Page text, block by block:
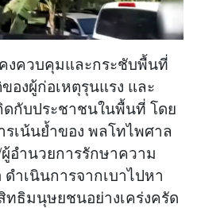
งควบคุมและกระชับพื้นที่
องผู้ก่อเหตุรุนแรง และ
ดกับประชาชนในพื้นที่ โดย
เน้นย้ำของ พลโทไพศาล
านวยการรักษาความ
ำเนินการจากเบาไปหา
ธิมนุษยชนอย่างเคร่งครัด